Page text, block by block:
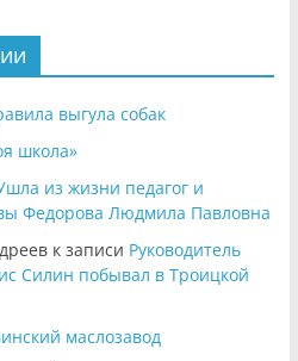
выгула собак
школа»
из жизни педагог и
Федорова Людмила Павловна
к записи Руководитель
Силин побывал в Троицкой
маслозавод